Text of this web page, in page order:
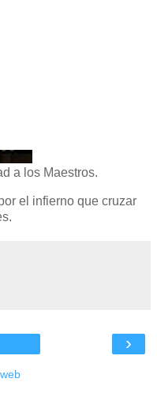
a los Maestros.
el infierno que cruzar
›